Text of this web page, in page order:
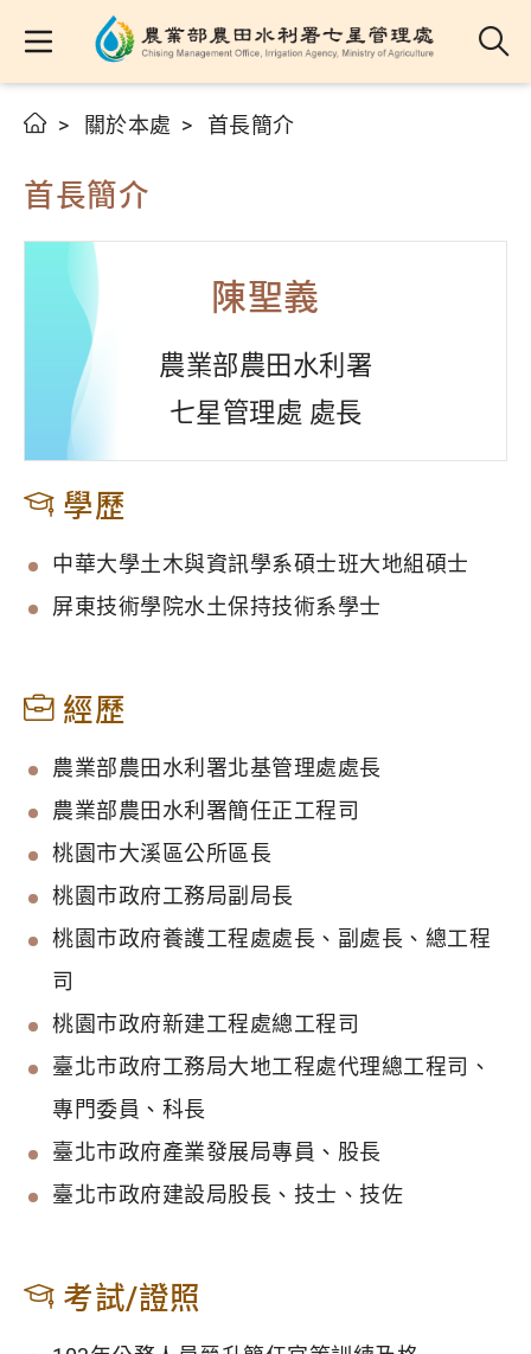
關於本處 首長簡介
首長簡介
陳聖義
農業部農田水利署
七星管理處 處長
學歷
中華大學土木與資訊學系碩士班大地組碩士
屏東技術學院水土保持技術系學士
經歷
農業部農田水利署北基管理處處長
農業部農田水利署簡任正工程司
桃園市大溪區公所區長
桃園市政府工務局副局長
桃園市政府養護工程處處長、副處長、總工程
司
桃園市政府新建工程處總工程司
臺北市政府工務局大地工程處代理總工程司、
專門委員、科長
臺北市政府產業發展局專員、股長
臺北市政府建設局股長、技士、技佐
考試/證照